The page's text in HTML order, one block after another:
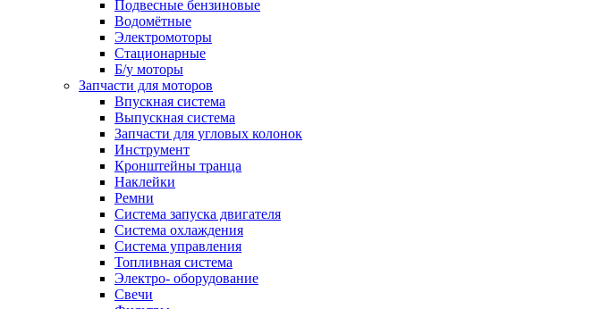
Подвесные бензиновые
Водомётные
Электромоторы
Стационарные
Б/у моторы
Запчасти для моторов
Впускная система
Выпускная система
Запчасти для угловых колонок
Инструмент
Кронштейны транца
Наклейки
Ремни
Система запуска двигателя
Система охлаждения
Система управления
Топливная система
Электро- оборудование
Свечи